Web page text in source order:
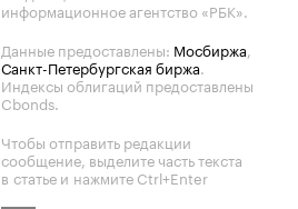
информационное агентство «РБК».
Данные предоставлены: Мосбиржа,
Санкт-Петербургская биржа.
Индексы облигаций предоставлены
Cbonds.
Чтобы отправить редакции
сообщение, выделите часть текста
в статье и нажмите Ctrl+Enter